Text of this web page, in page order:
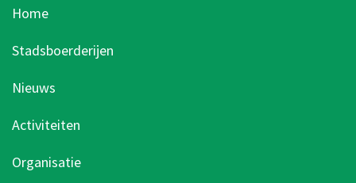
Home
Stadsboerderijen
Nieuws
Activiteiten
Organisatie